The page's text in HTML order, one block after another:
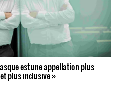
est une appellation plus
plus inclusive »